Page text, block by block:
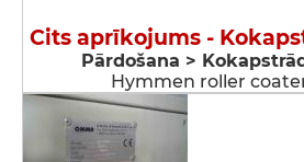
Cits aprīkojums -
Pārdošana >
Hymmen roller coater